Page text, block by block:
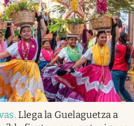
. Llega la Guelaguetza a